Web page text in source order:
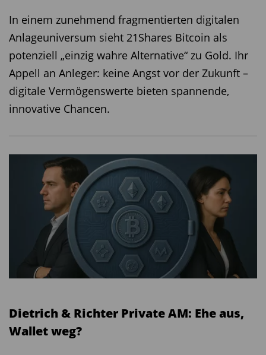
In einem zunehmend fragmentierten digitalen
Anlageuniversum sieht 21Shares Bitcoin als
potenziell „einzig wahre Alternative“ zu Gold. Ihr
Appell an Anleger: keine Angst vor der Zukunft –
digitale Vermögenswerte bieten spannende,
innovative Chancen.
Dietrich & Richter Private AM: Ehe aus,
Wallet weg?